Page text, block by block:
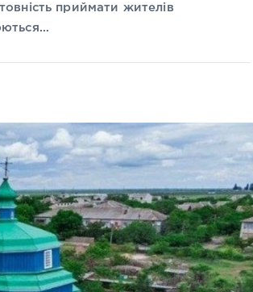
приймати жителів